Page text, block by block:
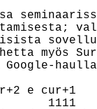
myös
e cur+1